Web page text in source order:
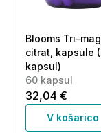
Blooms Tri-
citrat, kapsule
kapsul)
60 kapsul
32,04 €
V košarico